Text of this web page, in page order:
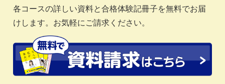
各コースの詳しい資料と合格体験記冊子を無料でお届
けします。お気軽にご請求ください。